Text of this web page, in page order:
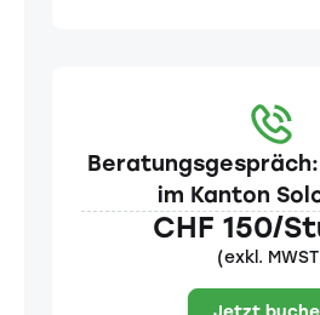
im Kanton
CHF 150/
(exkl.
Jetzt